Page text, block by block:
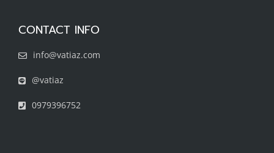
CONTACT INFO
info@vatiaz.com
@vatiaz
0979396752